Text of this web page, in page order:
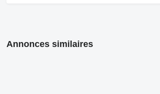
Annonces similaires